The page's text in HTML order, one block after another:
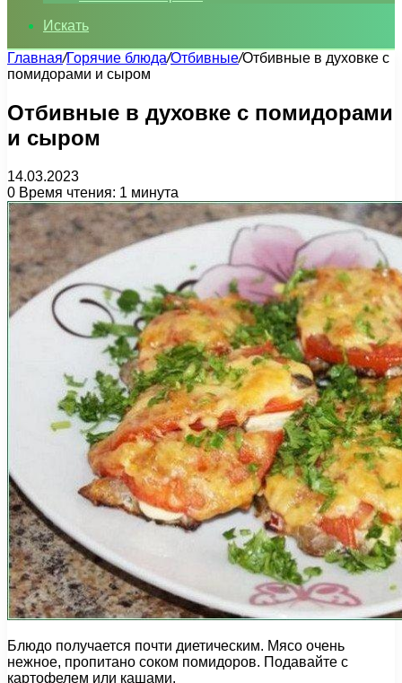
Искать
Главная/Горячие блюда/Отбивные/Отбивные в духовке с
помидорами и сыром
Отбивные в духовке с помидорами
и сыром
14.03.2023
0 Время чтения: 1 минута
Блюдо получается почти диетическим. Мясо очень
нежное, пропитано соком помидоров. Подавайте с
картофелем или кашами.